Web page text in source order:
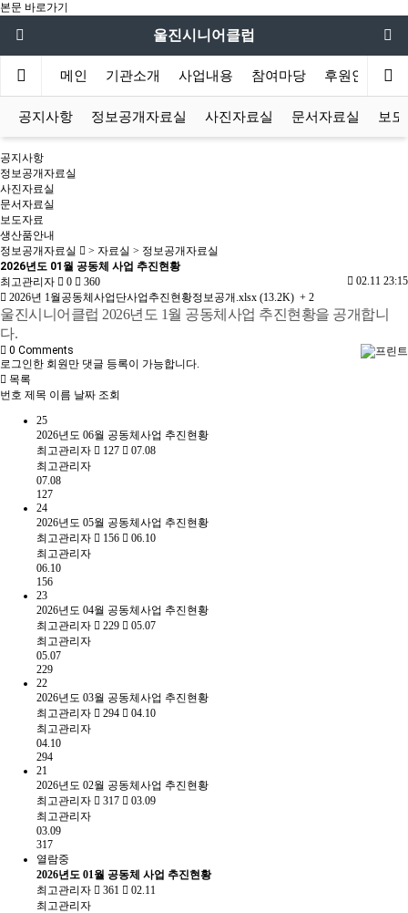
본문 바로가기
울진시니어클럽
메인 기관소개 사업내용 참여마당 후원안내
공지사항 정보공개자료실 사진자료실 문서자료실 보
공지사항
정보공개자료실
사진자료실
문서자료실
보도자료
생산품안내
정보공개자료실
> 자료실 > 정보공개자료실
2026년도 01월 공동체 사업 추진현황
최고관리자
0 360
02.11 23:15
2026년 1월공동체사업단사업추진현황정보공개.xlsx (13.2K) + 2
울진시니어클럽 2026년도 1월 공동체사업 추진현황을 공개합니
다.
0 Comments
로그인한 회원만 댓글 등록이 가능합니다.
목록
번호 제목 이름 날짜 조회
25
2026년도 06월 공동체사업 추진현황
최고관리자
127
07.08
최고관리자
07.08
127
24
2026년도 05월 공동체사업 추진현황
최고관리자
156
06.10
최고관리자
06.10
156
23
2026년도 04월 공동체사업 추진현황
최고관리자
229
05.07
최고관리자
05.07
229
22
2026년도 03월 공동체사업 추진현황
최고관리자
294
04.10
최고관리자
04.10
294
21
2026년도 02월 공동체사업 추진현황
최고관리자
317
03.09
최고관리자
03.09
317
열람중
2026년도 01월 공동체 사업 추진현황
최고관리자
361
02.11
최고관리자